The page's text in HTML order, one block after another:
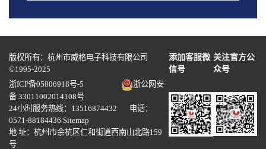
should
blank
版权所有：杭州市威格电子科技有限公司
©1995-2025
添加客服微
信号
关注官方公
众号
浙ICP备05006918号-5
浙公网安
备 33011002014108号
24小时服务热线：13516874432 电话：
0571-88184436 Sitemap
地 址：杭州市余杭区仁和街道西南山北路159
号